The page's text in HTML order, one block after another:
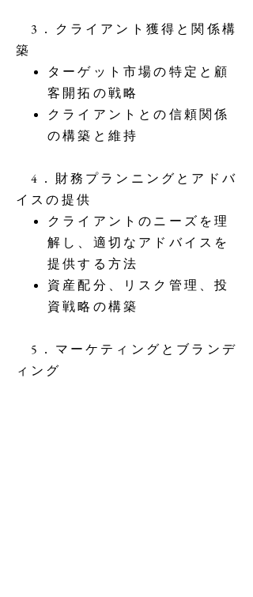
3．クライアント獲得と関係構
築
ターゲット市場の特定と顧
客開拓の戦略
クライアントとの信頼関係
の構築と維持
4．財務プランニングとアドバ
イスの提供
クライアントのニーズを理
解し、適切なアドバイスを
提供する方法
資産配分、リスク管理、投
資戦略の構築
5．マーケティングとブランデ
ィング